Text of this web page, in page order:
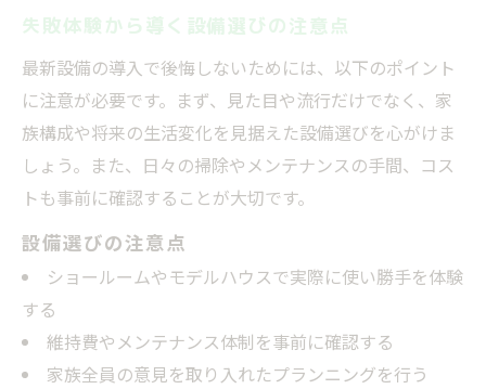
失敗体験から導く設備選びの注意点
最新設備の導入で後悔しないためには、以下のポイント
に注意が必要です。まず、見た目や流行だけでなく、家
族構成や将来の生活変化を見据えた設備選びを心がけま
しょう。また、日々の掃除やメンテナンスの手間、コス
トも事前に確認することが大切です。
設備選びの注意点
ショールームやモデルハウスで実際に使い勝手を体験
する
維持費やメンテナンス体制を事前に確認する
家族全員の意見を取り入れたプランニングを行う